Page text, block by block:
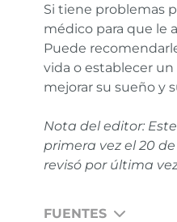
Si tiene problemas
médico para que le
Puede
vida o establecer
mejorar su sueño y
Nota del editor:
primera vez el20
revisó por última
FUENTES